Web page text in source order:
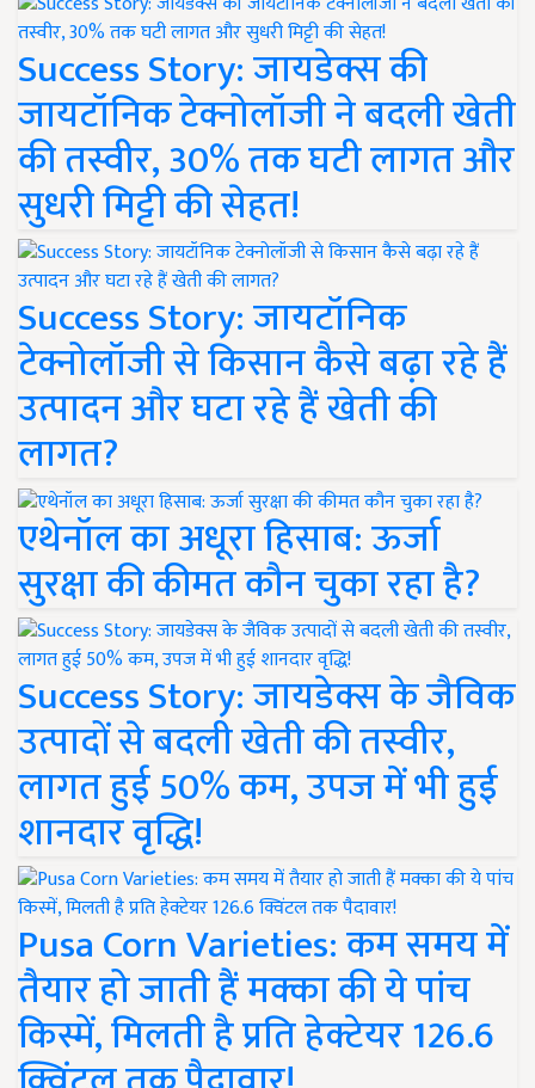
Success Story: जायडेक्स की
जायटॉनिक टेक्नोलॉजी ने बदली खेती
की तस्वीर, 30% तक घटी लागत और
सुधरी मिट्टी की सेहत!
Success Story: जायटॉनिक
टेक्नोलॉजी से किसान कैसे बढ़ा रहे हैं
उत्पादन और घटा रहे हैं खेती की
लागत?
एथेनॉल का अधूरा हिसाब: ऊर्जा
सुरक्षा की कीमत कौन चुका रहा है?
Success Story: जायडेक्स के जैविक
उत्पादों से बदली खेती की तस्वीर,
लागत हुई 50% कम, उपज में भी हुई
शानदार वृद्धि!
Pusa Corn Varieties: कम समय में
तैयार हो जाती हैं मक्का की ये पांच
किस्में, मिलती है प्रति हेक्टेयर 126.6